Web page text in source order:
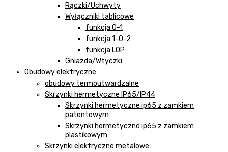
Rączki/Uchwyty
Wyłączniki tablicowe
funkcja 0-1
funkcja 1-0-2
funkcja LOP
Gniazda/Wtyczki
Obudowy elektryczne
obudowy termoutwardzalne
Skrzynki hermetyczne IP65/IP44
Skrzynki hermetyczne ip65 z zamkiem
patentowym
Skrzynki hermetyczne ip65 z zamkiem
plastikowym
Skrzynki elektryczne metalowe